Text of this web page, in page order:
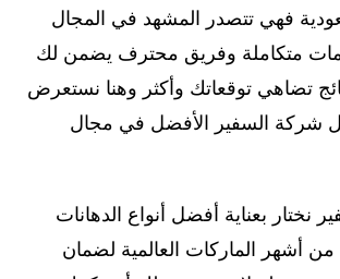
فهي تتصدر المشهد في المجال
متكاملة وفريق محترف يضمن لك
تضاهي توقعاتك وأكثر وهنا نستعرض
شركة السفير الأفضل في مجال
نختار بعناية أفضل أنواع الدهانات
من أشهر الماركات العالمية لضمان